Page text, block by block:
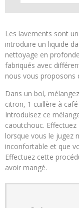
Les lavements sont
introduire un liquide
nettoyage en
fabriqués avec
nous vous proposons
Dans un bol,
citron, 1 cuillère à
Introduisez ce
caoutchouc.
lorsque vous le jugez
inconfortable et que
Effectuez cette
avoir mangé.